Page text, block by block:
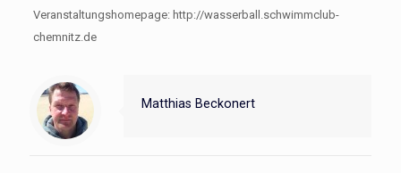
Veranstaltungshomepage: http://wasserball.schwimmclub-
chemnitz.de
Matthias Beckonert